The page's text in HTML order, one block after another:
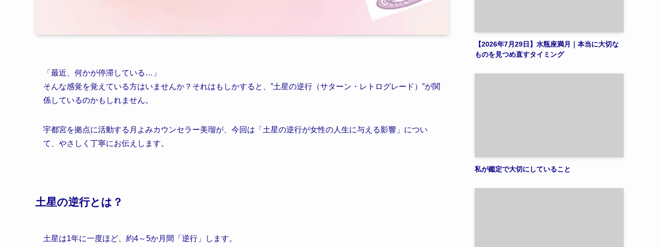
「最近、何かが停滞している…」
そんな感覚を覚えている方はいませんか？それはもしかすると、”土星の逆行（サターン・レトログレード）”が関
係しているのかもしれません。
宇都宮を拠点に活動する月よみカウンセラー美瑠が、今回は「土星の逆行が女性の人生に与える影響」につい
て、やさしく丁寧にお伝えします。
土星の逆行とは？
土星は1年に一度ほど、約4～5か月間「逆行」します。
【2026年7月29日】水瓶座満月｜本当に大切な
ものを見つめ直すタイミング
私が鑑定で大切にしていること